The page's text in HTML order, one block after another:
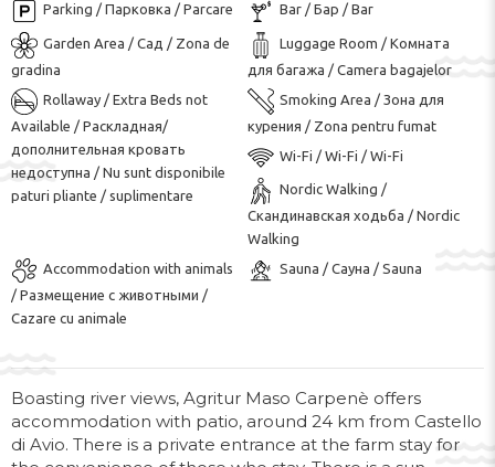
Parking / Парковка / Parcare Bar / Бар / Bar
Garden Area / Сад / Zona de
gradina
Luggage Room / Комната
для багажа / Camera bagajelor
Rollaway / Extra Beds not
Available / Раскладная/
дополнительная кровать
недоступна / Nu sunt disponibile
paturi pliante / suplimentare
Smoking Area / Зона для
курения / Zona pentru fumat
Wi-Fi / Wi-Fi / Wi-Fi
Nordic Walking /
Скандинавская ходьба / Nordic
Walking
Accommodation with animals
/ Размещение с животными /
Cazare cu animale
Sauna / Сауна / Sauna
Boasting river views, Agritur Maso Carpenè offers
accommodation with patio, around 24 km from Castello
di Avio. There is a private entrance at the farm stay for